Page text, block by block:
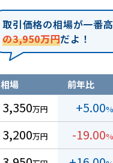
取引価格の相場が一番
の3,950万円だよ！
相場 前年比
3,350万円 +5.00%
3,200万円 -19.00%